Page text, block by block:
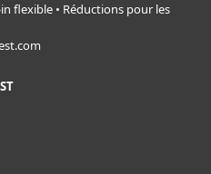
flexible • Réductions pour les